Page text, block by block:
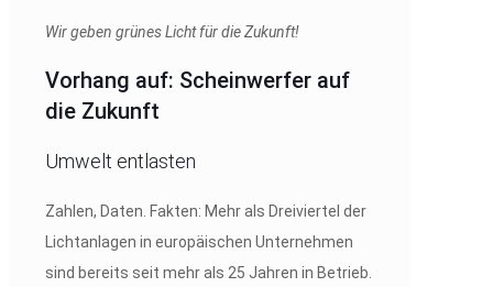
Wir geben grünes Licht für die Zukunft!
Vorhang auf: Scheinwerfer auf
die Zukunft
Umwelt entlasten
Zahlen, Daten. Fakten: Mehr als Dreiviertel der
Lichtanlagen in europäischen Unternehmen
sind bereits seit mehr als 25 Jahren in Betrieb.